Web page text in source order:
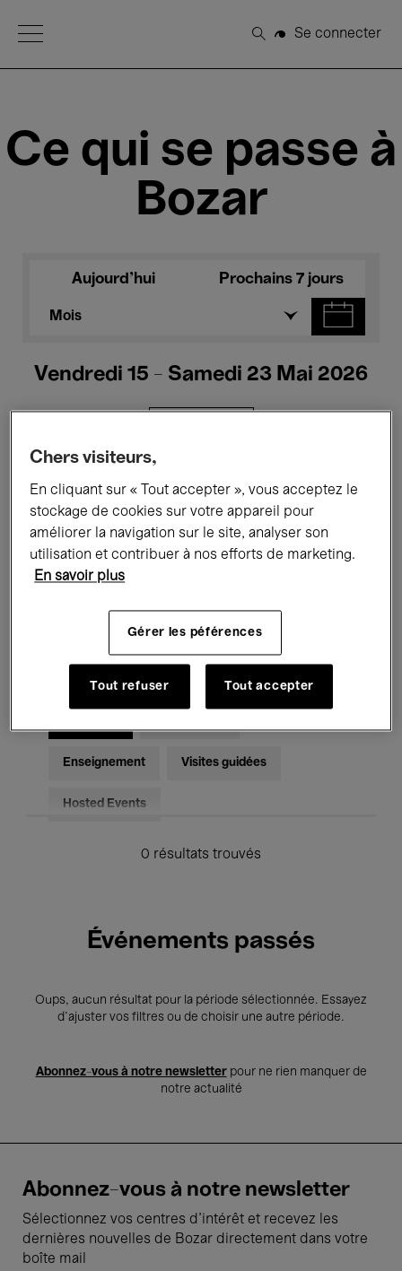
Open Menu
Rechercher
Se connecter
Ce qui se passe à
Bozar
Aujourd'hui Prochains 7 jours
Mois
Vendredi 15 - Samedi 23 Mai 2026
Tous les événements Concerts
Expositions Performances
Rencontres & Débats
Musique classique Global Music
Enseignement Visites guidées
Hosted Events
0 résultats trouvés
Événements passés
Oups, aucun résultat pour la période sélectionnée. Essayez
d’ajuster vos filtres ou de choisir une autre période.
Abonnez-vous à notre newsletterpour ne rien manquer de
notre actualité
Abonnez-vous à notre newsletter
Sélectionnez vos centres d'intérêt et recevez les
dernières nouvelles de Bozar directement dans votre
boîte mail
Chers visiteurs,
En cliquant sur « Tout accepter », vous acceptez le
stockage de cookies sur votre appareil pour
améliorer la navigation sur le site, analyser son
utilisation et contribuer à nos efforts de marketing.
En savoir plus
Gérer les péférences
Tout refuser Tout accepter